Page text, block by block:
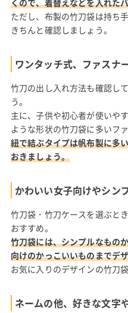
くので、着替えなどを入れた
ただし、布製の竹刀袋は持ち
きちんと確認しましょう。
ワンタッチ式、ファスナ
竹刀の出し入れ方法も確認し
う。
主に、子供や初心者が使いや
ような形状の竹刀袋に多いフ
紐で結ぶタイプは帆布製に多
おきましょう。
かわいい女子向けやシン
竹刀袋・竹刀ケースを選ぶと
おすすめ。
竹刀袋には、シンプルなもの
向けのかっこいいものまでデ
お気に入りのデザインの竹刀
ネームの他、好きな文字